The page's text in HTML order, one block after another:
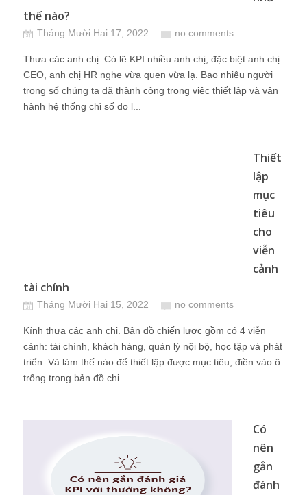
thế nào?
Tháng Mười Hai 17, 2022 no comments
Thưa các anh chị. Có lẽ KPI nhiều anh chị, đặc biệt anh chị
CEO, anh chị HR nghe vừa quen vừa lạ. Bao nhiêu người
trong số chúng ta đã thành công trong việc thiết lập và vận
hành hệ thống chỉ số đo l...
Thiết
lập
mục
tiêu
cho
viễn
cảnh
tài chính
Tháng Mười Hai 15, 2022 no comments
Kính thưa các anh chị. Bản đồ chiến lược gồm có 4 viễn
cảnh: tài chính, khách hàng, quản lý nội bộ, học tập và phát
triển. Và làm thế nào để thiết lập được mục tiêu, điền vào ô
trống trong bản đồ chi...
Có
nên
gắn
đánh